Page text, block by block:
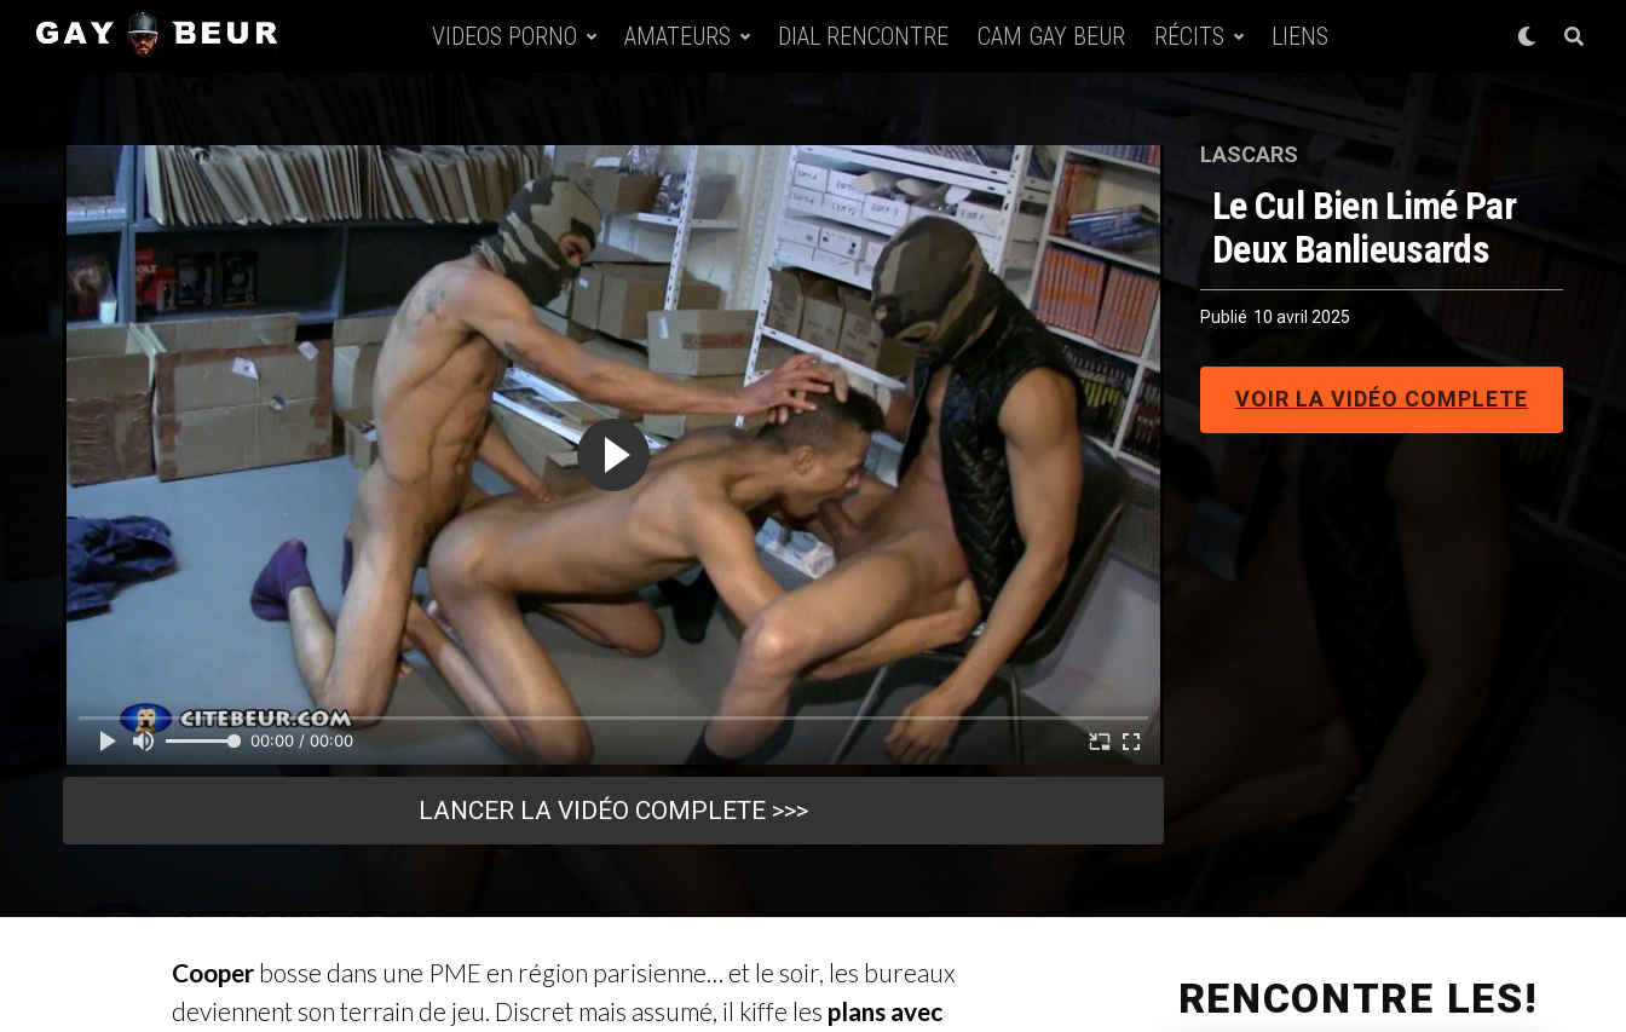
VIDEOS PORNO AMATEURS DIAL RENCONTRE CAM GAY BEUR RÉCITS LIENS
00:00 / 00:00
LANCER LA VIDÉO COMPLETE >>>
LASCARS
Le Cul Bien Limé Par
Deux Banlieusards
Publié 10 avril 2025
VOIR LA VIDÉO COMPLETE
Cooper bosse dans une PME en région parisienne… et le soir, les bureaux
deviennent son terrain de jeu. Discret mais assumé, il kiffe les plans avec
RENCONTRE LES!